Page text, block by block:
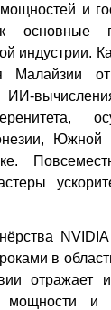
и
основные
индустрии.
Малайзии
в
отражает
мощности и